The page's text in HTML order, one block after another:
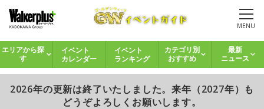
MENU
エリアから探
す
イベント
カレンダー
イベント
ランキング
カテゴリ別
おすすめ
最新
ニュース
2026年の更新は終了いたしました。来年（2027年）も
どうぞよろしくお願いします。